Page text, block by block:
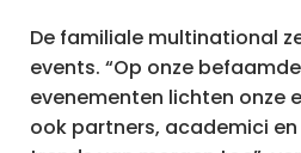
De familiale multinational
events. “Op onze
evenementen lichten onze
ook partners, academici